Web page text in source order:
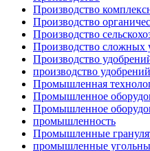
Производство
Производство
Производство
Производство сложных
Производство
производство удобрений
Промышленная
Промышленное
Промышленное
промышленность
Промышленные
промышленные